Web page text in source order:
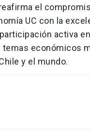
el
UC con la
activa
económicos
y el mundo.